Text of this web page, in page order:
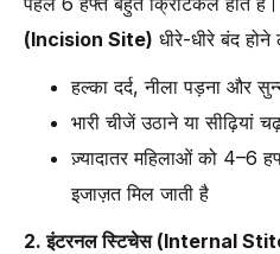
(Incision Site) धीरे-धीरे बंद
हल्का दर्द, नीला पड़ना और
भारी चीजें उठाने या सीढ़ियां
ज़्यादातर महिलाओं को 4–6
इजाज़त मिल जाती है
2. इंटरनल स्टिचेस (Internal